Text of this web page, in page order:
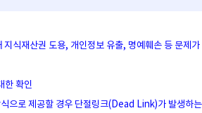
식재산권 도용, 개인정보 유출, 명예훼손 등 문제
한 확인
으로 제공할 경우 단절링크(Dead Link)가 발생하